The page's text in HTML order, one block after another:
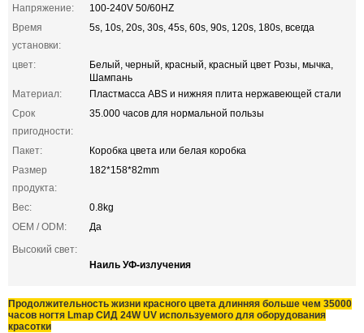
Напряжение:
100-240V 50/60HZ
Время
установки:
5s, 10s, 20s, 30s, 45s, 60s, 90s, 120s, 180s, всегда
цвет:
Белый, черный, красный, красный цвет Розы, мычка,
Шампань
Материал:
Пластмасса ABS и нижняя плита нержавеющей стали
Срок
пригодности:
35.000 часов для нормальной пользы
Пакет:
Коробка цвета или белая коробка
Размер
продукта:
182*158*82mm
Вес:
0.8kg
OEM / ODM:
Да
Высокий свет:
Наиль УФ-излучения
Продолжительность жизни красного цвета длинняя больше чем 35000
часов ногтя Lmap СИД 24W UV используемого для оборудования
красотки